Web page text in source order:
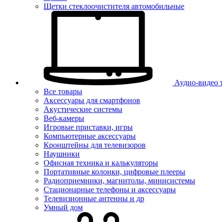
Щетки стеклоочистителя автомобильные
Аудио-видео
Все товары
Аксессуары для смартфонов
Акустические системы
Веб-камеры
Игровые приставки, игры
Компьютерные аксессуары
Кронштейны для телевизоров
Наушники
Офисная техника и калькуляторы
Портативные колонки, цифровые плееры
Радиоприемники, магнитолы, минисистемы
Стационарные телефоны и аксессуары
Телевизионные антенны и др
Умный дом